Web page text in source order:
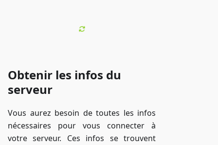
Obtenir les infos du
serveur
Vous aurez besoin de toutes les infos
nécessaires pour vous connecter à
votre serveur. Ces infos se trouvent